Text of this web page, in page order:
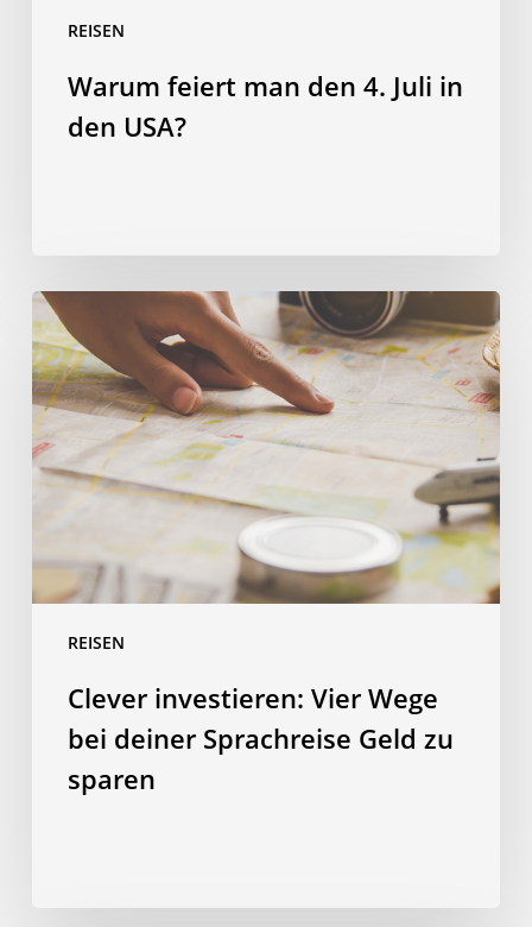
REISEN
Warum feiert man den 4. Juli in
den USA?
REISEN
Clever
investieren:
Vier
Wege
bei
deiner
Sprachreise
sparen
Clever investieren: Vier Wege
bei deiner Sprachreise Geld zu
sparen